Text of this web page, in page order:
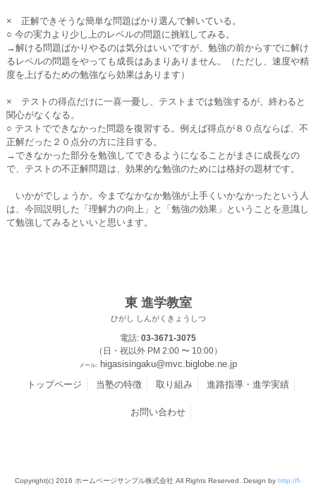
× 正解できそうな簡単な問題ばかり選んで解いている。
○ 今の実力より少し上のレベルの問題に挑戦してみる。
→解ける問題ばかりやるのは気分はいいですが、勉強の前からすでに解け
るレベルの問題をやっても成長はあまりありません。（ただし、速度や精
度を上げるための勉強なら効果はあります）
× テストの得点だけに一喜一憂し、テストまでは勉強するが、終わると
関心がなくなる。
○ テストでできなかった問題を復習する。例えば得点が８０点ならば、不
正解だった２０点分の方に注目する。
→できなかった部分を勉強してできるようになることがまさに成長なの
で、テストの不正解問題は、効果的な勉強のためには格好の題材です。
いかがでしょうか。今までなかなか勉強が上手くいかなかったという人
は、今回説明した「理解力の向上」と「勉強の効果」ということを意識し
て勉強してみるといいと思います。
東 進学教室
ひがし しんがくきょうしつ
電話: 03-3671-3075
（日・祝以外 PM 2:00 〜 10:00）
メール:
higasisingaku@mvc.biglobe.ne.jp
トップページ
当塾の特徴 取り組み 進路指導・進学実績
お問い合わせ
Copyright(c) 2016 ホームページサンプル株式会社 All Rights Reserved. Design by http://f-